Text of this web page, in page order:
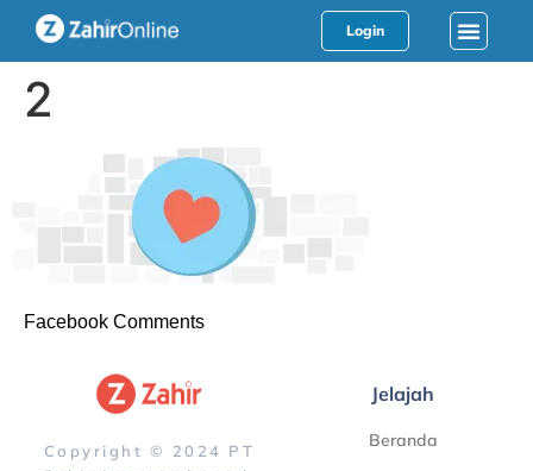
Login
2
Facebook Comments
Copyright © 2024 PT
Jelajah
Beranda